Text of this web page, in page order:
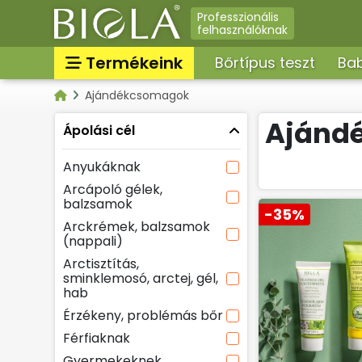
Professzionális
felhasználóknak
Termékeink Bőrtípus teszt
Kategóriák
Összes termék
arcbalzsam, arckrém
Parfümök, EDT,
Bőrregeneráló maszkok,
Intim higiéniai termékek
Masszázsolajok,
Arctisztítás, arctej,
sminklemosó, micellás
Szemkörnyékápolók,
szemránckrémek,
Tonikok, splashek
Ajándékcsomagok
Ápolási cél
Anyukáknak
Arcápoló gélek,
balzsamok
Arckrémek, balzsamok
(nappali)
Arctisztítás,
sminklemosó, arctej, gél,
hab
Érzékeny, problémás bőr
Férfiaknak
-35%